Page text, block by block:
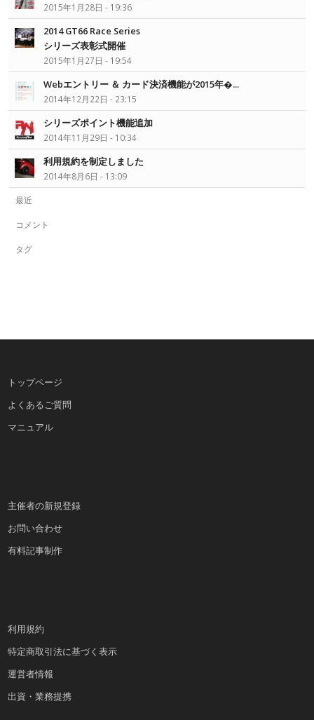
2015年1月28日 - 19:36
2014 GT66 Race Series
シリーズ表彰式開催
2015年1月27日 - 19:54
Webエントリー ＆ カード決済機能が2015年�...
2014年12月22日 - 23:15
シリーズポイント機能追加
2014年11月29日 - 10:34
利用規約を制定しました
2014年8月6日 - 13:09
最近
コメント
タグ
トップページ
よくあるご質問
マニュアル
主催者の新規登録
お問い合わせ
有料記事制作
利用規約
特定商取引法に基づく表示
運営者情報
出資・業務提携